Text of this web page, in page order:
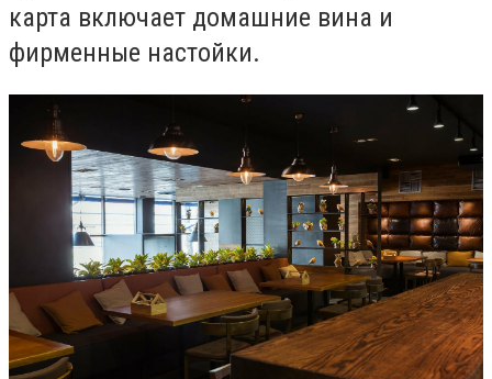
карта включает домашние вина и
фирменные настойки.